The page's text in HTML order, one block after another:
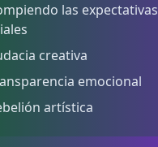
las expectativas
creativa
emocional
artística